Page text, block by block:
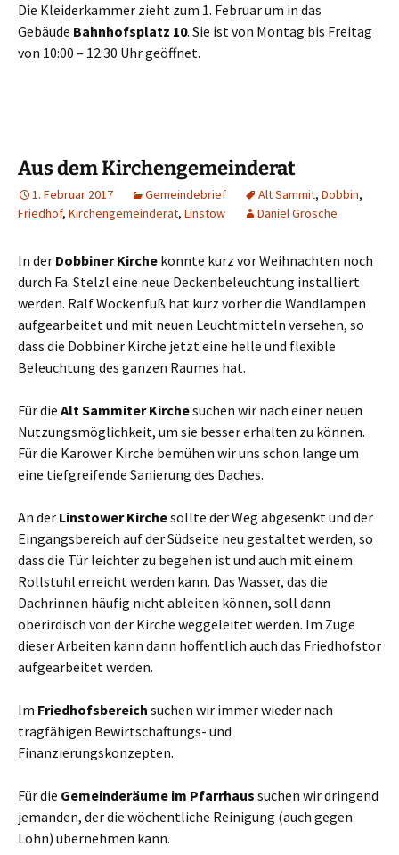
Die Kleiderkammer zieht zum 1. Februar um in das
Gebäude Bahnhofsplatz 10. Sie ist von Montag bis Freitag
von 10:00 – 12:30 Uhr geöffnet.
Aus dem Kirchengemeinderat
1. Februar 2017 Gemeindebrief Alt Sammit, Dobbin,
Friedhof, Kirchengemeinderat, Linstow Daniel Grosche
In der Dobbiner Kirche konnte kurz vor Weihnachten noch
durch Fa. Stelzl eine neue Deckenbeleuchtung installiert
werden. Ralf Wockenfuß hat kurz vorher die Wandlampen
aufgearbeitet und mit neuen Leuchtmitteln versehen, so
dass die Dobbiner Kirche jetzt eine helle und flexible
Beleuchtung des ganzen Raumes hat.
Für die Alt Sammiter Kirchesuchen wir nach einer neuen
Nutzungsmöglichkeit, um sie besser erhalten zu können.
Für die Karower Kirche bemühen wir uns schon lange um
eine tiefgreifende Sanierung des Daches.
An der Linstower Kirchesollte der Weg abgesenkt und der
Eingangsbereich auf der Südseite neu gestaltet werden, so
dass die Tür leichter zu begehen ist und auch mit einem
Rollstuhl erreicht werden kann. Das Wasser, das die
Dachrinnen häufig nicht ableiten können, soll dann
oberirdisch von der Kirche weggeleitet werden. Im Zuge
dieser Arbeiten kann dann hoffentlich auch das Friedhofstor
aufgearbeitet werden.
Im Friedhofsbereich suchen wir immer wieder nach
tragfähigen Bewirtschaftungs- und
Finanzierungskonzepten.
Für die Gemeinderäume im Pfarrhaus suchen wir dringend
jemanden, der die wöchentliche Reinigung (auch gegen
Lohn) übernehmen kann.